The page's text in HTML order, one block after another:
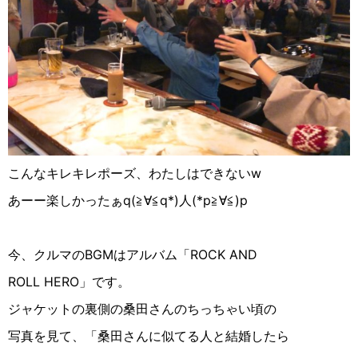
こんなキレキレポーズ、わたしはできないw
あーー楽しかったぁq(≧︎∀︎≦︎q*) 人 (*p≧︎∀︎≦︎ )p
今、クルマのBGMはアルバム「ROCK AND
ROLL HERO 」です。
ジャケットの裏側の桑田さんのちっちゃい頃の
写真を見て、「桑田さんに似てる人と結婚したら